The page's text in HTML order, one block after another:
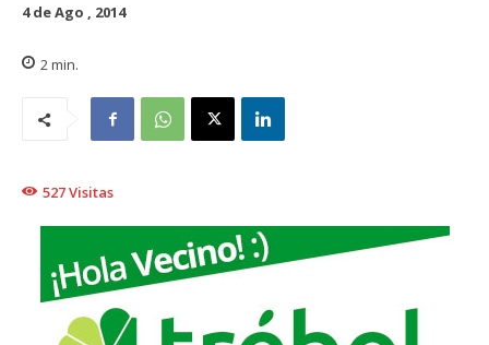
4 de Ago , 2014
2 min.
527Visitas